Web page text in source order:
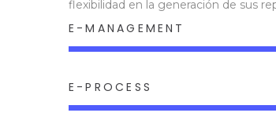
flexibilidad en la generación de sus
E-MANAGEMENT
E-PROCESS